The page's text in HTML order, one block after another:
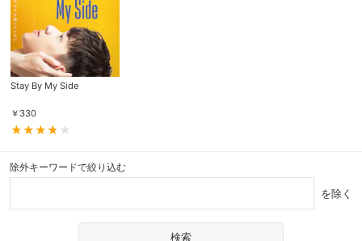
Stay By My Side
￥ 330
除外キーワードで絞り込む
を除く